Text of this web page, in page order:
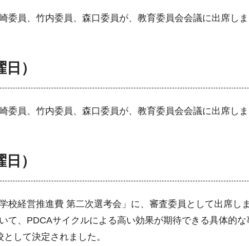
委員、竹内委員、森口委員が、教育委員会会議に出席し
）
委員、竹内委員、森口委員が、教育委員会会議に出席し
）
校経営推進費 第二次選考会」に、審査委員として出席
て、PDCAサイクルによる高い効果が期待できる具体的
して決定されました。